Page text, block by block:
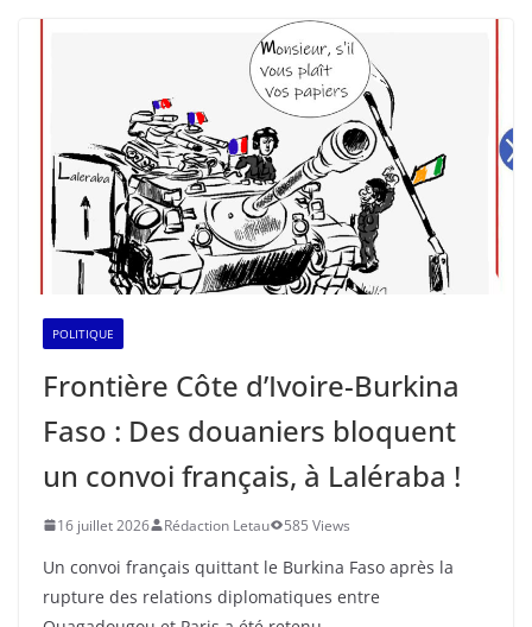
POLITIQUE
Frontière Côte d’Ivoire-Burkina
Faso : Des douaniers bloquent
un convoi français, à Laléraba !
16 juillet 2026 Rédaction Letau 585 Views
Un convoi français quittant le Burkina Faso après la
rupture des relations diplomatiques entre